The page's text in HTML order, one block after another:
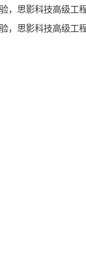
，思影科技高级工
，思影科技高级工